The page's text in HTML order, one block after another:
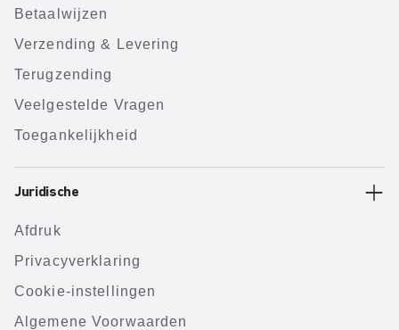
Betaalwijzen
Verzending & Levering
Terugzending
Veelgestelde Vragen
Toegankelijkheid
Juridische
Afdruk
Privacyverklaring
Cookie-instellingen
Algemene Voorwaarden